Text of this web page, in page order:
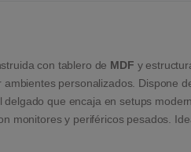
con tablero de MDF y
personalizados. Dispone
que encaja en setups
monitores y periféricos pesados.